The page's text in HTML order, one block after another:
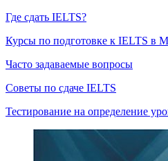
Где сдать IELTS?
Курсы по подготовке к IELTS в
Часто задаваемые вопросы
Советы по сдаче IELTS
Тестирование на определение